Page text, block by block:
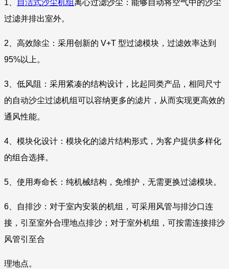
1、 自洁式沙尘机组离心过滤沙尘：能够自动将空气中的沙尘
过滤并排出室外。
2、高效除尘：采用创新的 V+T 型过滤模块，过滤效率达到
95%以上。
3、低风阻：采用紧凑的结构设计，比起同类产品，相同尺寸
的自动沙尘过滤机组可以容纳更多的滤片，从而实现更高效的
通风性能。
4、模块化设计：模块化的滤片结构形式，为客户提供多样化
的组合选择。
5、使用寿命长：纯机械结构，免维护，无需更换过滤模块。
6、自排沙：对于室内安装的机组，可采用风管与排沙口连
接， 引至室外合理地点排沙；对于室外机组，可按需连接排沙
风管引至合
理地点。